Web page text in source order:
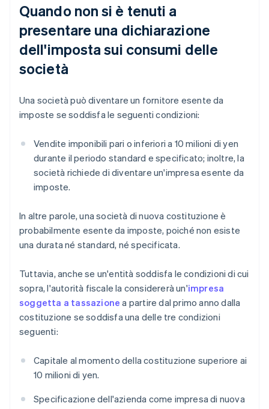
Quando non si è tenuti a
presentare una dichiarazione
dell'imposta sui consumi delle
società
Una società può diventare un fornitore esente da
imposte se soddisfa le seguenti condizioni:
Vendite imponibili pari o inferiori a 10 milioni di yen
durante il periodo standard e specificato; inoltre, la
società richiede di diventare un'impresa esente da
imposte.
In altre parole, una società di nuova costituzione è
probabilmente esente da imposte, poiché non esiste
una durata né standard, né specificata.
Tuttavia, anche se un'entità soddisfa le condizioni di cui
sopra, l'autorità fiscale la considererà un'impresa
soggetta a tassazione a partire dal primo anno dalla
costituzione se soddisfa una delle tre condizioni
seguenti:
Capitale al momento della costituzione superiore ai
10 milioni di yen.
Specificazione dell'azienda come impresa di nuova